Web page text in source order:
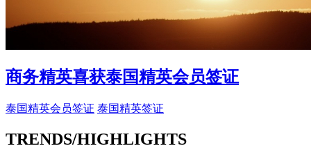
商务精英喜获泰国精英会员签证
泰国精英会员签证 泰国精英签证
TRENDS/HIGHLIGHTS